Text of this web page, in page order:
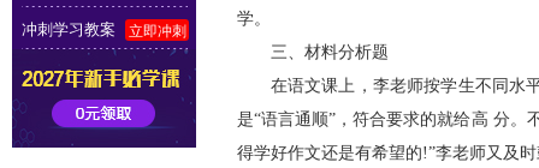
学。
三、材料分析题
在语文课上，李老师按学生不同水平
是“语言通顺”，符合要求的就给高 分。
得学好作文还是有希望的!”李老师又及
冲刺学习教案 立即冲刺